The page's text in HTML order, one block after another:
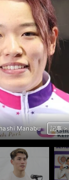
Hiroshi 記事＞＞
Hiroshi 記事＞＞
Hiroshi 記事＞＞
Hiroshi 記事＞＞
Hiroshi 記事＞＞
Manabu 記事＞
Manabu 記事＞
（a presto）
Manabu 記事＞
Manabu 記事＞
Manabu 記事＞
JKA 記事＞＞
JKA 記事＞＞
Manabu 記事＞
記事＞＞